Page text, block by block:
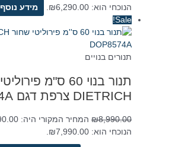
הנוכחי הוא: ₪6,290.00.
מידע נוסף
Sale!
תנורים בנויים
DIETRICH צרפת דגם DOP8574A
₪8,990.00 המחיר המקורי היה: ₪8,990.00.
הנוכחי הוא: ₪7,990.00.